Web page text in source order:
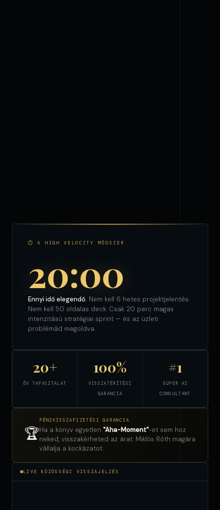
⏱ A HIGH VELOCITY MÓDSZER
20:00
Ennyi idő elegendő. Nem kell 6 hetes projektjelentés.
Nem kell 50 oldalas deck. Csak 20 perc magas
intenzitású stratégiai sprint — és az üzleti
problémád megoldva.
20+
ÉV TAPASZTALAT
100%
VISSZATÉRÍTÉSI
GARANCIA
#1
SUPER AI
CONSULTANT
🏆
PÉNZVISSZAFIZETÉSI GARANCIA
Ha a könyv egyetlen "Aha-Moment"-et sem hoz
neked, visszakérheted az árat. Miklós Róth magára
vállalja a kockázatot.
LIVE KÖZÖSSÉGI VISSZAJELZÉS